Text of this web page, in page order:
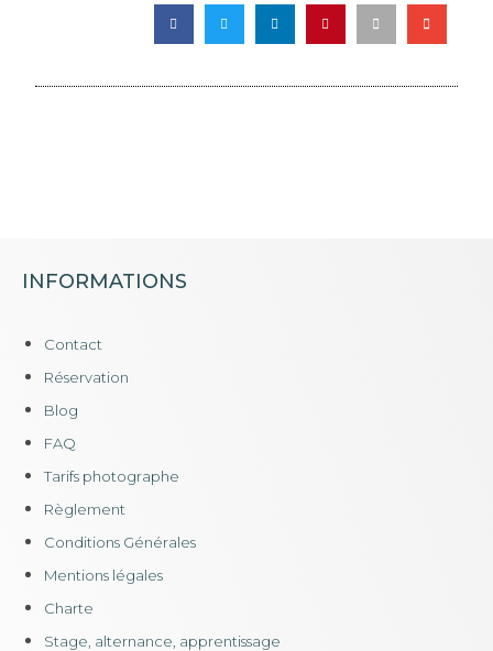
INFORMATIONS
Contact
Réservation
Blog
FAQ
Tarifs photographe
Règlement
Conditions Générales
Mentions légales
Charte
Stage, alternance, apprentissage